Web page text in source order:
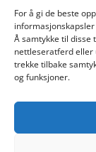
For å gi de beste
Å samtykke til disse
nettleseratferd eller
trekke tilbake
og funksjoner.


+47

Org